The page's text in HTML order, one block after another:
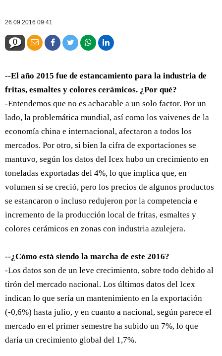
26.09.2016 09:41
0
--El año 2015 fue de estancamiento para la industria de
fritas, esmaltes y colores cerámicos. ¿Por qué?
-Entendemos que no es achacable a un solo factor. Por un
lado, la problemática mundial, así como los vaivenes de la
economía china e internacional, afectaron a todos los
mercados. Por otro, si bien la cifra de exportaciones se
mantuvo, según los datos del Icex hubo un crecimiento en
toneladas exportadas del 4%, lo que implica que, en
volumen sí se creció, pero los precios de algunos productos
se estancaron o incluso redujeron por la competencia e
incremento de la producción local de fritas, esmaltes y
colores cerámicos en zonas con industria azulejera.
--¿Cómo está siendo la marcha de este 2016?
-Los datos son de un leve crecimiento, sobre todo debido al
tirón del mercado nacional. Los últimos datos del Icex
indican lo que sería un mantenimiento en la exportación
(-0,6%) hasta julio, y en cuanto a nacional, según parece el
mercado en el primer semestre ha subido un 7%, lo que
daría un crecimiento global del 1,7%.